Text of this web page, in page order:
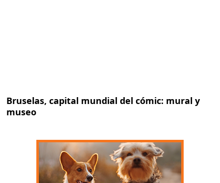
Bruselas, capital mundial del cómic: mural y
museo